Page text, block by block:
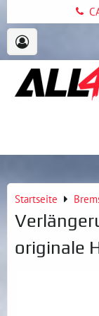
Startseite
originale